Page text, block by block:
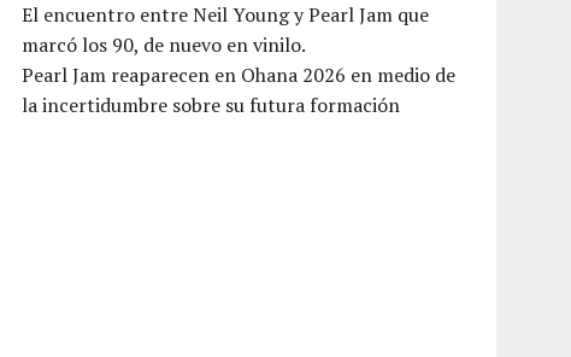
El encuentro entre Neil Young y Pearl Jam que
marcó los 90, de nuevo en vinilo.
Pearl Jam reaparecen en Ohana 2026 en medio de
la incertidumbre sobre su futura formación